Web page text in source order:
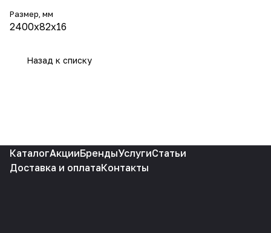
Размер, мм
2400х82х16
Назад к списку
КаталогАкцииБрендыУслугиСтатьи
Доставка и оплатаКонтакты